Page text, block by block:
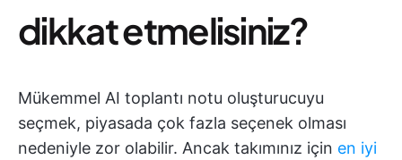
dikkat etmelisiniz?
Mükemmel AI toplantı notu oluşturucuyu
seçmek, piyasada çok fazla seçenek olması
nedeniyle zor olabilir. Ancak takımınız için en iyi